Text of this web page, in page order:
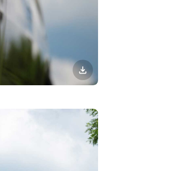
이미지
다운로드